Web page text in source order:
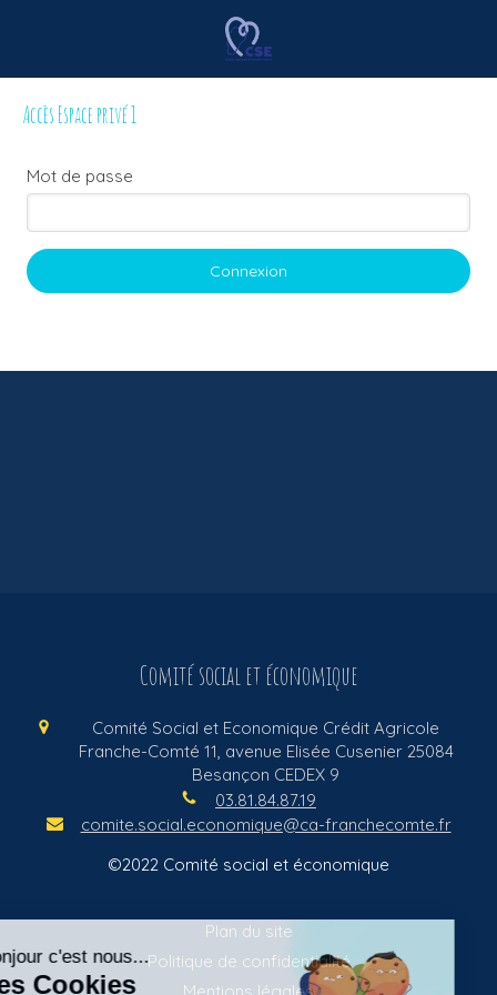
Accès Espace privé 1
Mot de passe
Connexion
Comité social et économique
Comité Social et Economique Crédit Agricole
Franche-Comté 11, avenue Elisée Cusenier 25084
Besançon CEDEX 9
03.81.84.87.19
comite.social.economique@ca-franchecomte.fr
©2022 Comité social et économique
Plan du site
Politique de confidentialité